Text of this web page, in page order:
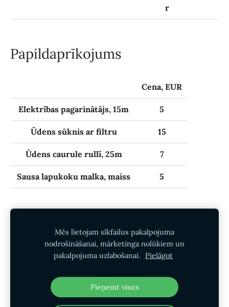
r
Papildaprīkojums
Cena, EUR
Elektrības pagarinātājs, 15m 5
Ūdens sūknis ar filtru 15
Ūdens caurule rullī, 25m 7
Sausa lapukoku malka, maiss 5
Lietošanas noteikumi
Privātuma politika
Sīkdatnes
Mēs lietojam sīkfailus pakalpojuma
nodrošināšanai, mārketinga nolūkiem un
pakalpojuma uzlabošanai.
Pielāgot
Pieņemt visus